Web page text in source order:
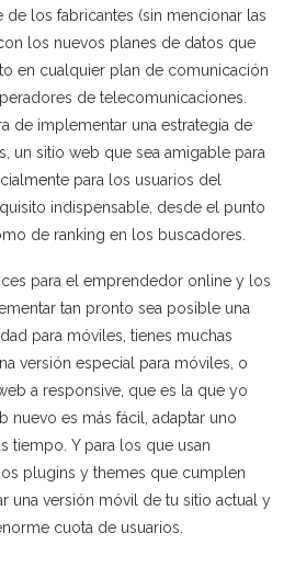
los fabricantes (sin mencionar las
los nuevos planes de datos que
en cualquier plan de comunicación
de telecomunicaciones.
de implementar una estrategia de
un sitio web que sea amigable para
para los usuarios del
indispensable, desde el punto
de ranking en los buscadores.
para el emprendedor online y los
tan pronto sea posible una
para móviles, tienes muchas
versión especial para móviles, o
a responsive, que es la que yo
nuevo es más fácil, adaptar uno
tiempo. Y para los que usan
plugins y themes que cumplen
una versión móvil de tu sitio actual y
cuota de usuarios.